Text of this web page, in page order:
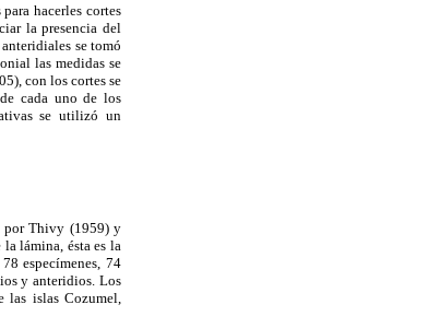
hacerles cortes
la presencia del
se tomó
las medidas se
con los cortes se
cada uno de los
se utilizó un
por Thivy (1959) y
lámina, ésta es la
especímenes, 74
y anteridios. Los
las islas Cozumel,